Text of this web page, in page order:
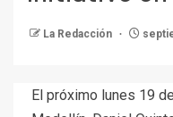
La Redacción
El próximo lunes 19